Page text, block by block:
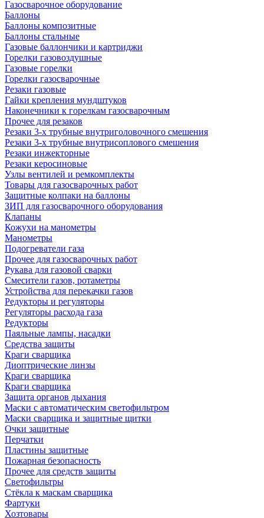
Газосварочное оборудование
Баллоны
Баллоны композитные
Баллоны стальные
Газовые баллончики и картриджи
Горелки газовоздушные
Газовые горелки
Горелки газосварочные
Резаки газовые
Гайки крепления мундштуков
Наконечники к горелкам газосварочным
Прочее для резаков
Резаки 3-х трубные внутриголовочного смешения
Резаки 3-х трубные внутрисоплового смешения
Резаки инжекторные
Резаки керосиновые
Узлы вентилей и ремкомплекты
Товары для газосварочных работ
Защитные колпаки на баллоны
ЗИП для газосварочного оборудования
Клапаны
Кожухи на манометры
Манометры
Подогреватели газа
Прочее для газосварочных работ
Рукава для газовой сварки
Смесители газов, ротаметры
Устройства для перекачки газов
Редукторы и регуляторы
Регуляторы расхода газа
Редукторы
Паяльные лампы, насадки
Средства защиты
Краги сварщика
Диоптрические линзы
Краги сварщика
Краги сварщика
Защита органов дыхания
Маски с автоматическим светофильтром
Маски сварщика и защитные щитки
Очки защитные
Перчатки
Пластины защитные
Пожарная безопасность
Прочее для средств защиты
Светофильтры
Стёкла к маскам сварщика
Фартуки
Хозтовары